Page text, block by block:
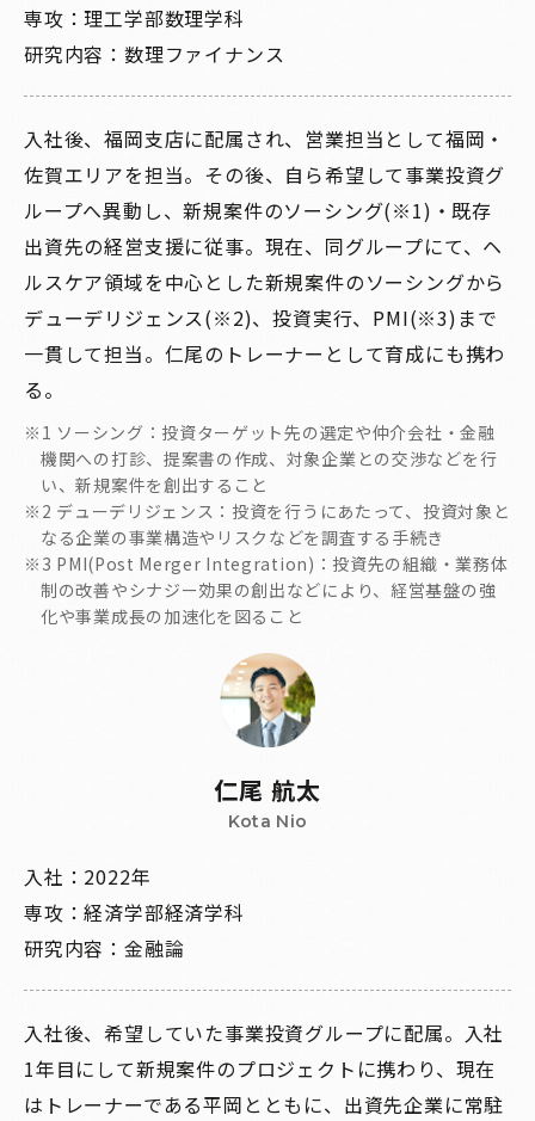
専攻：理工学部数理学科
研究内容：数理ファイナンス
入社後、福岡支店に配属され、営業担当として福岡・
佐賀エリアを担当。その後、自ら希望して事業投資グ
ループへ異動し、新規案件のソーシング(※1)・既存
出資先の経営支援に従事。現在、同グループにて、ヘ
ルスケア領域を中心とした新規案件のソーシングから
デューデリジェンス(※2)、投資実行、PMI(※3)まで
一貫して担当。仁尾のトレーナーとして育成にも携わ
る。
※1 ソーシング：投資ターゲット先の選定や仲介会社・金融
機関への打診、提案書の作成、対象企業との交渉などを行
い、新規案件を創出すること
※2 デューデリジェンス：投資を行うにあたって、投資対象と
なる企業の事業構造やリスクなどを調査する手続き
※3 PMI(Post Merger Integration)：投資先の組織・業務体
制の改善やシナジー効果の創出などにより、経営基盤の強
化や事業成長の加速化を図ること
仁尾 航太
Kota Nio
入社：2022年
専攻：経済学部経済学科
研究内容：金融論
入社後、希望していた事業投資グループに配属。入社
1年目にして新規案件のプロジェクトに携わり、現在
はトレーナーである平岡とともに、出資先企業に常駐